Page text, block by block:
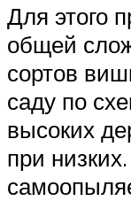
Для этого
общей
сортов
саду по
высоких
при